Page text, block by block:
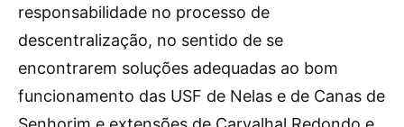
responsabilidade no processo de
descentralização, no sentido de se
encontrarem soluções adequadas ao bom
funcionamento das USF de Nelas e de Canas de